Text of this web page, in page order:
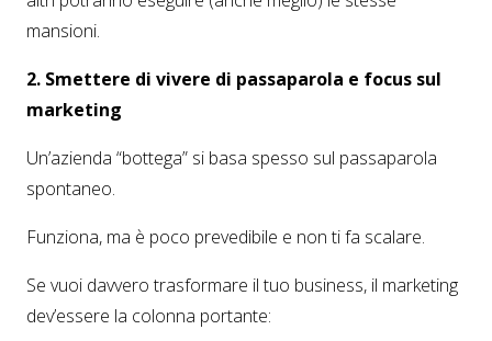
mansioni.
2. Smettere di vivere di passaparola e focus sul
marketing
Un’azienda “bottega” si basa spesso sul passaparola
spontaneo.
Funziona, ma è poco prevedibile e non ti fa scalare.
Se vuoi davvero trasformare il tuo business, il marketing
dev’essere la colonna portante: